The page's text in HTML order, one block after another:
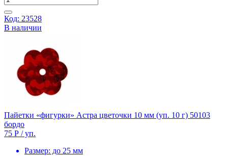
Код: 23528
В наличии
Пайетки «фигурки» Астра цветочки 10 мм (уп. 10 г) 50103
бордо
75 Р / уп.
Размер: до 25 мм